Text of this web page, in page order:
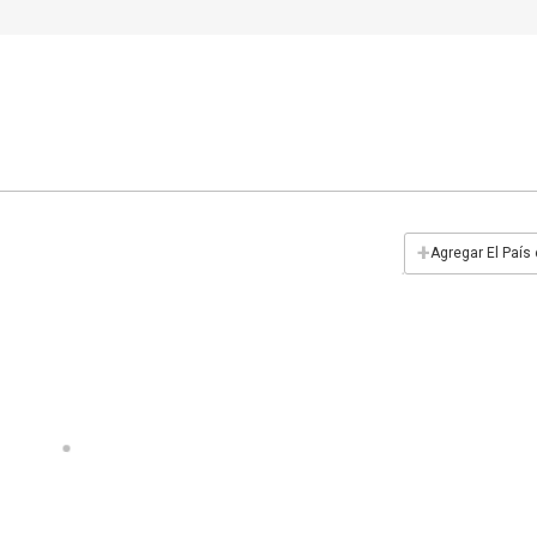
+Agregar El País